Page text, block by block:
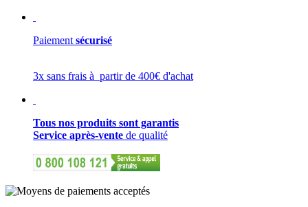
Paiement sécurisé
3x sans frais à partir de 400€ d'achat
Tous nos produits sont garantis
Service après-vente de qualité